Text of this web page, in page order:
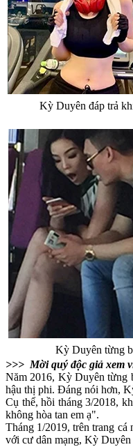
Kỳ Duyên đáp trả
Kỳ Duyên từng
>>> Mời quý độc giả xem
Năm 2016, Kỳ Duyên từng
hậu thị phi. Đáng nói hơn,
Cụ thể, hồi tháng 3/2018,
không hòa tan em ạ".
Tháng 1/2019, trên trang
với cư dân mạng, Kỳ Duyên